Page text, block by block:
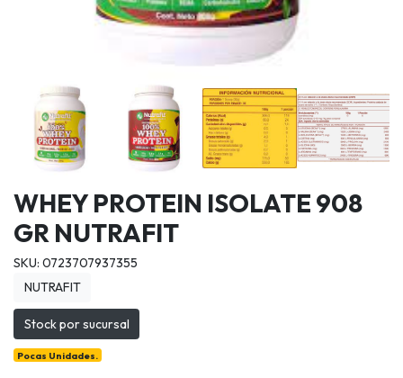
WHEY PROTEIN ISOLATE 908
GR NUTRAFIT
SKU: 0723707937355
NUTRAFIT
Stock por sucursal
Pocas Unidades.